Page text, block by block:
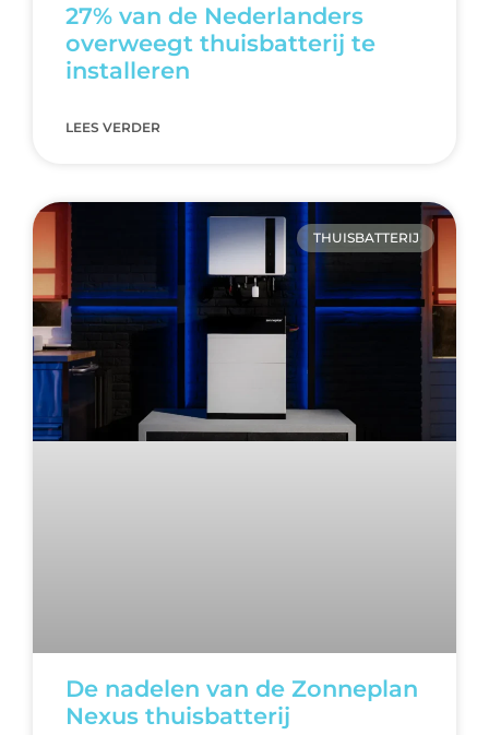
27% van de Nederlanders
overweegt thuisbatterij te
installeren
LEES VERDER
THUISBATTERIJ
De nadelen van de Zonneplan
Nexus thuisbatterij